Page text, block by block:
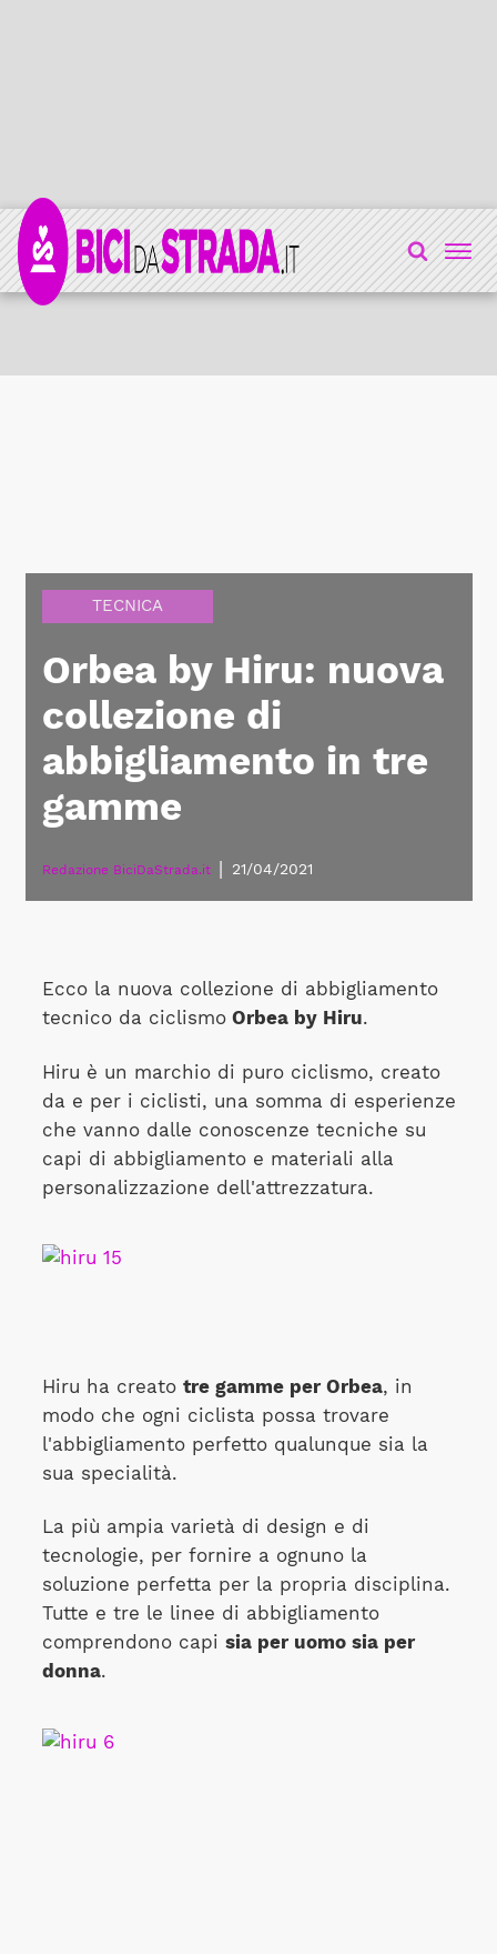
TECNICA
Orbea by Hiru: nuova
collezione di
abbigliamento in tre
gamme
Redazione BiciDaStrada.it 21/04/2021
Ecco la nuova collezione di abbigliamento
tecnico da ciclismoOrbea by Hiru.
Hiru è un marchio di puro ciclismo, creato
da e per i ciclisti, una somma di esperienze
che vanno dalle conoscenze tecniche su
capi di abbigliamento e materiali alla
personalizzazione dell'attrezzatura.
Hiru ha creato tre gamme per Orbea, in
modo che ogni ciclista possa trovare
l'abbigliamento perfetto qualunque sia la
sua specialità.
La più ampia varietà di design e di
tecnologie, per fornire a ognuno la
soluzione perfetta per la propria disciplina.
Tutte e tre le linee di abbigliamento
comprendono capi sia per uomo sia per
donna.